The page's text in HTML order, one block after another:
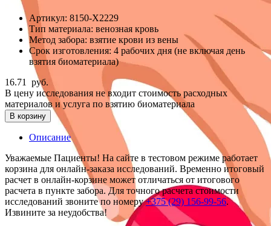
Артикул: 8150-Х2229
Тип материала: венозная кровь
Метод забора: взятие крови из вены
Срок изготовления: 4 рабочих дня (не включая день
взятия биоматериала)
16.71
руб.
В цену исследования не входит стоимость расходных
материалов и услуга по взятию биоматериала
В корзину
Описание
Уважаемые Пациенты! На сайте в тестовом режиме работает
корзина для онлайн-заказа исследований. Временно итоговый
расчет в онлайн-корзине может отличаться от итогового
расчета в пункте забора. Для точного расчета стоимости
исследований звоните по номеру+375 (29) 156-99-56.
Извините за неудобства!